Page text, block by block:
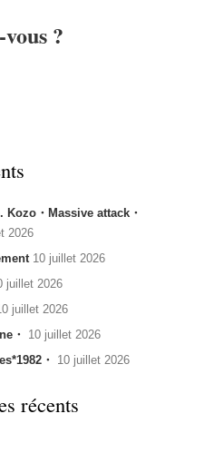
?
Kozo・Massive attack・
2026
10 juillet 2026
juillet 2026
juillet 2026
・ 10 juillet 2026
・ 10 juillet 2026
récents